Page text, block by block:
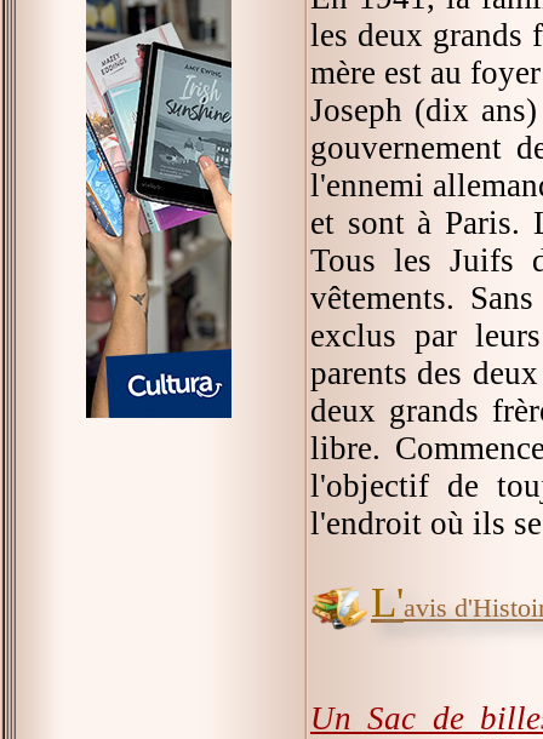
les deux grands
mère est au
Joseph (dix
gouvernement
l'ennemi
et sont à Paris.
Tous les Juifs
vêtements.
exclus par
parents des
deux grands
libre.
l'objectif de
l'endroit où ils
L'avis
Un Sac de